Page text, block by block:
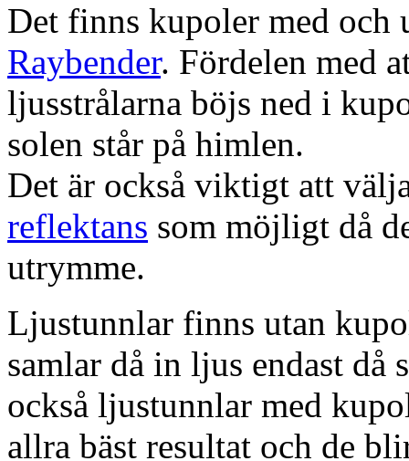
Det finns kupoler med och
Raybender. Fördelen med
ljusstrålarna böjs ned i
solen står på himlen.
Det är också viktigt att
reflektans som möjligt då
utrymme.
Ljustunnlar finns utan
samlar då in ljus endast då
också ljustunnlar med
allra bäst resultat och de